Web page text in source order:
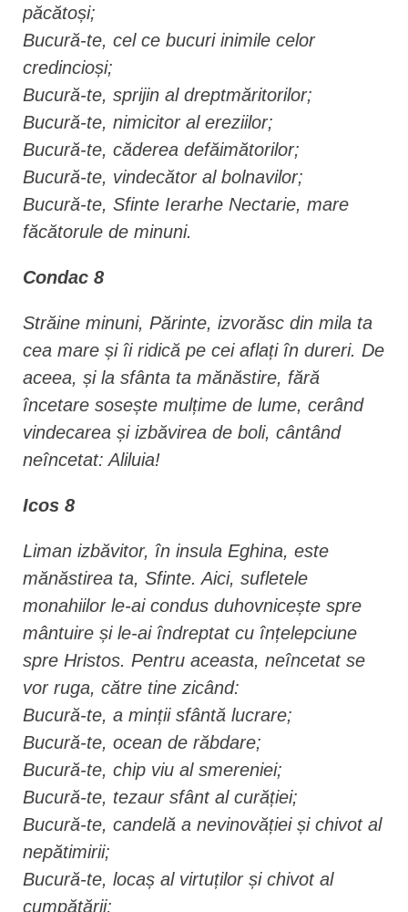
păcătoși;
Bucură-te, cel ce bucuri inimile celor
credincioși;
Bucură-te, sprijin al dreptmăritorilor;
Bucură-te, nimicitor al ereziilor;
Bucură-te, căderea defăimătorilor;
Bucură-te, vindecător al bolnavilor;
Bucură-te, Sfinte Ierarhe Nectarie, mare
făcătorule de minuni.
Condac 8
Străine minuni, Părinte, izvorăsc din mila ta
cea mare și îi ridică pe cei aflați în dureri. De
aceea, și la sfânta ta mănăstire, fără
încetare sosește mulțime de lume, cerând
vindecarea și izbăvirea de boli, cântând
neîncetat: Aliluia!
Icos 8
Liman izbăvitor, în insula Eghina, este
mănăstirea ta, Sfinte. Aici, sufletele
monahiilor le-ai condus duhovnicește spre
mântuire și le-ai îndreptat cu înțelepciune
spre Hristos. Pentru aceasta, neîncetat se
vor ruga, către tine zicând:
Bucură-te, a minții sfântă lucrare;
Bucură-te, ocean de răbdare;
Bucură-te, chip viu al smereniei;
Bucură-te, tezaur sfânt al curăției;
Bucură-te, candelă a nevinovăției și chivot al
nepătimirii;
Bucură-te, locaș al virtuților și chivot al
cumpătării;